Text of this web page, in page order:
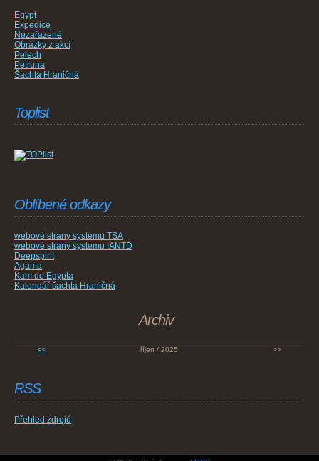
Egypt
Expedice
Nezařazené
Obrázky z akcí
Pelech
Petruna
Šachta Hraničná
Toplist
Oblíbené odkazy
webové strany systemu TSA
webové strany systemu IANTD
Deepspirit
Agama
Kam do Egypta
Kalendář šachta Hraničná
Archiv
<< říjen / 2025 >>
RSS
Přehled zdrojů